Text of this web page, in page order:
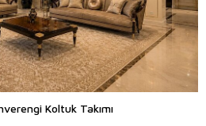
Koltuk Takımı